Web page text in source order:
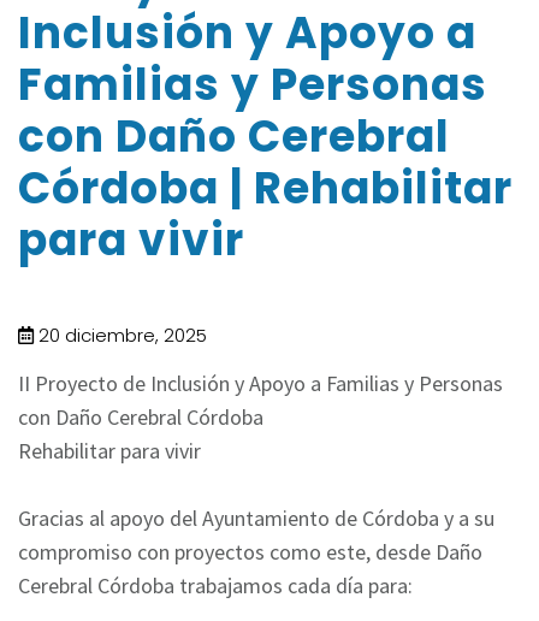
Inclusión y Apoyo a
Familias y Personas
con Daño Cerebral
Córdoba | Rehabilitar
para vivir
20 diciembre, 2025
II Proyecto de Inclusión y Apoyo a Familias y Personas
con Daño Cerebral Córdoba
Rehabilitar para vivir
Gracias al apoyo del Ayuntamiento de Córdoba y a su
compromiso con proyectos como este, desde Daño
Cerebral Córdoba trabajamos cada día para: